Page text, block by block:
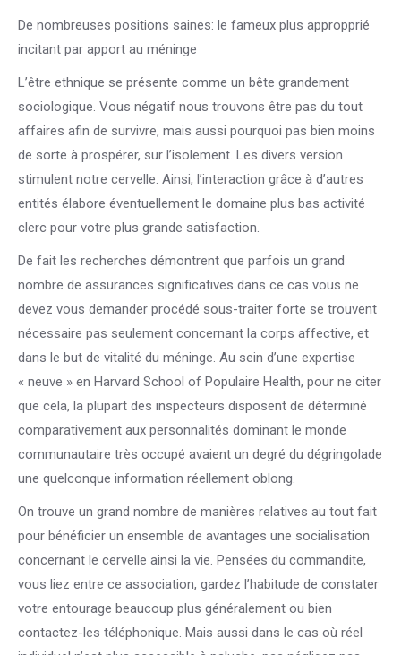
De nombreuses positions saines: le fameux plus appropprié
incitant par apport au méninge
L’être ethnique se présente comme un bête grandement
sociologique. Vous négatif nous trouvons être pas du tout
affaires afin de survivre, mais aussi pourquoi pas bien moins
de sorte à prospérer, sur l’isolement. Les divers version
stimulent notre cervelle. Ainsi, l’interaction grâce à d’autres
entités élabore éventuellement le domaine plus bas activité
clerc pour votre plus grande satisfaction.
De fait les recherches démontrent que parfois un grand
nombre de assurances significatives dans ce cas vous ne
devez vous demander procédé sous-traiter forte se trouvent
nécessaire pas seulement concernant la corps affective, et
dans le but de vitalité du méninge. Au sein d’une expertise
« neuve » en Harvard School of Populaire Health, pour ne citer
que cela, la plupart des inspecteurs disposent de déterminé
comparativement aux personnalités dominant le monde
communautaire très occupé avaient un degré du dégringolade
une quelconque information réellement oblong.
On trouve un grand nombre de manières relatives au tout fait
pour bénéficier un ensemble de avantages une socialisation
concernant le cervelle ainsi la vie. Pensées du commandite,
vous liez entre ce association, gardez l’habitude de constater
votre entourage beaucoup plus généralement ou bien
contactez-les téléphonique. Mais aussi dans le cas où réel